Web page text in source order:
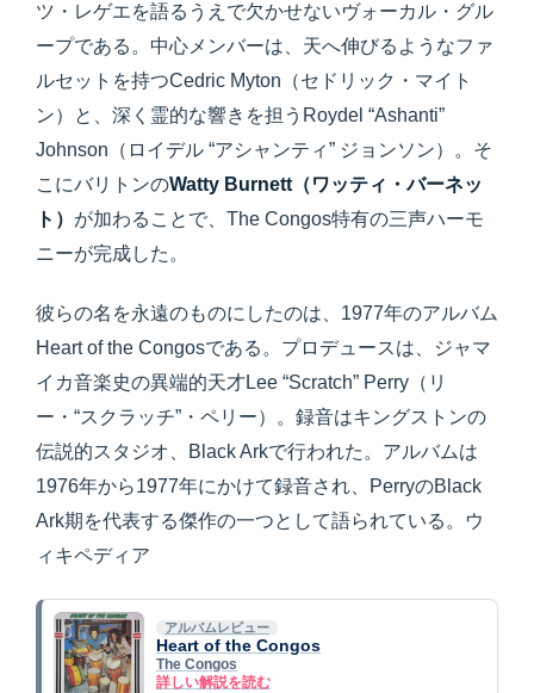
ツ・レゲエを語るうえで欠かせないヴォーカル・グル
ープである。中心メンバーは、天へ伸びるようなファ
ルセットを持つCedric Myton（セドリック・マイト
ン）と、深く霊的な響きを担うRoydel “Ashanti”
Johnson（ロイデル “アシャンティ” ジョンソン）。そ
こにバリトンのWatty Burnett（ワッティ・バーネッ
ト） が加わることで、The Congos特有の三声ハーモ
ニーが完成した。
彼らの名を永遠のものにしたのは、1977年のアルバム
Heart of the Congosである。プロデュースは、ジャマ
イカ音楽史の異端的天才Lee “Scratch” Perry（リ
ー・“スクラッチ”・ペリー）。録音はキングストンの
伝説的スタジオ、Black Arkで行われた。アルバムは
1976年から1977年にかけて録音され、PerryのBlack
Ark期を代表する傑作の一つとして語られている。ウ
ィキペディア
アルバムレビュー
Heart of the Congos
The Congos
詳しい解説を読む